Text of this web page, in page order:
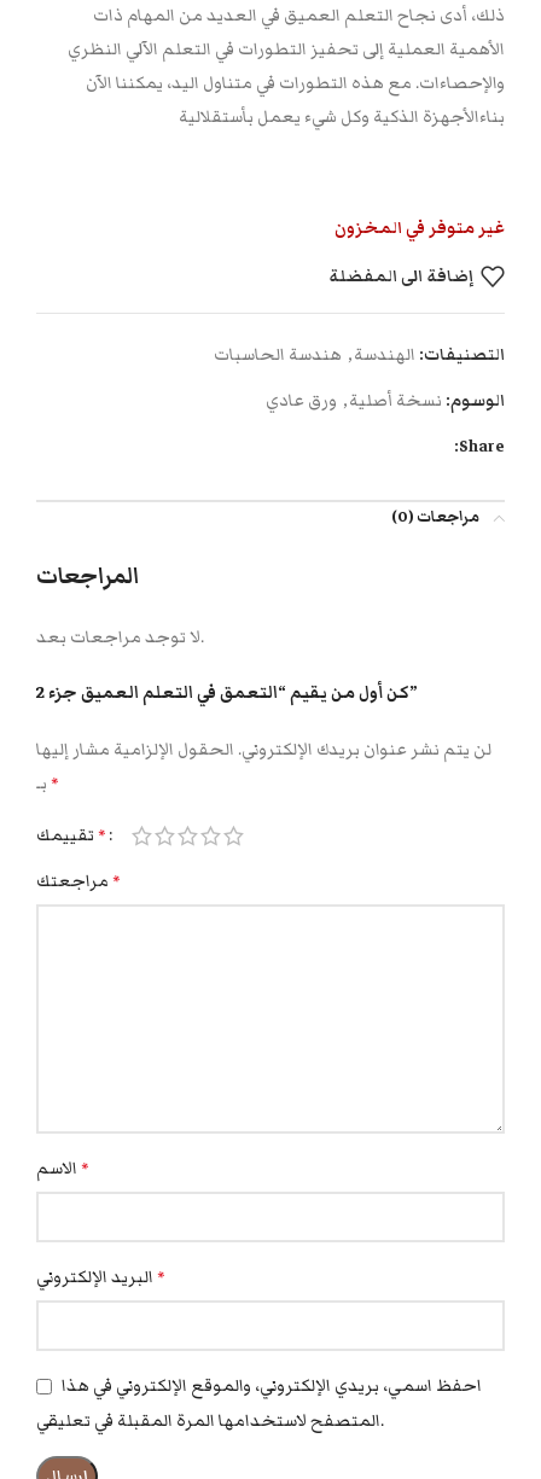
ذلك، أدى نجاح التعلم العميق في العديد من المهام ذات
الأهمية العملية إلى تحفيز التطورات في التعلم الآلي النظري
والإحصاءات. مع هذه التطورات في متناول اليد، يمكننا الآن
بناءالأجهزة الذكية وكل شيء يعمل بأستقلالية
غير متوفر في المخزون
إضافة الى المفضلة
التصنيفات: الهندسة, هندسة الحاسبات
الوسوم: نسخة أصلية, ورق عادي
Share:
مراجعات (0)
المراجعات
لا توجد مراجعات بعد.
كن أول من يقيم “التعمق في التعلم العميق جزء 2”
لن يتم نشر عنوان بريدك الإلكتروني. الحقول الإلزامية مشار إليها
*
*
*
*
*
احفظ اسمي، بريدي الإلكتروني، والموقع الإلكتروني في هذا
المتصفح لاستخدامها المرة المقبلة في تعليقي.